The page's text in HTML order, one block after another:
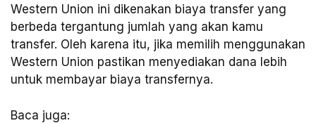
Western Union ini dikenakan biaya transfer yang
berbeda tergantung jumlah yang akan kamu
transfer. Oleh karena itu, jika memilih menggunakan
Western Union pastikan menyediakan dana lebih
untuk membayar biaya transfernya.
Baca juga: